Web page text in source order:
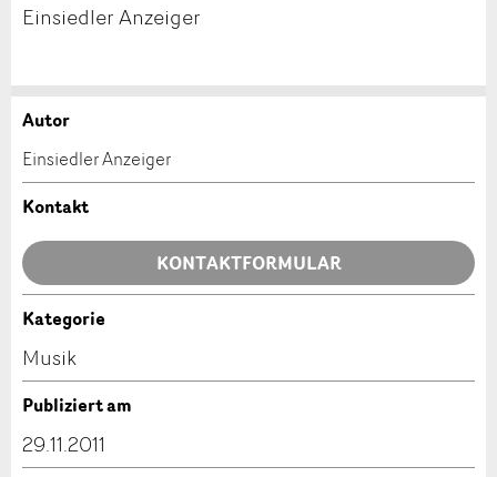
Einsiedler Anzeiger
Anzeige beanstanden
Ihr Feedback wird sehr geschätzt!
Allgemeines Feedback
Anzeige nicht mehr gültig
Anzeige unvollständig
Anzeige weiterempfehlen
Empfehlen Sie diese Anzeige an Freunde weiter.
Autor
Einsiedler Anzeiger
Kontakt
KONTAKTFORMULAR
Kontakt
Verfassen Sie eine Nachricht für die Kontaktpersonen
Kategorie
Musik
Publiziert am
29.11.2011